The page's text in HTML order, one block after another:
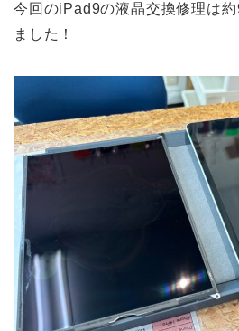
今回のiPad9の液晶交換修理は
ました！